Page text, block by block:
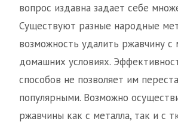
вопрос издавна задает себе
Существуют разные народные
возможность удалить ржавчину с
домашних условиях.
способов не позволяет им
популярными. Возможно
ржавчины как с металла, так и с